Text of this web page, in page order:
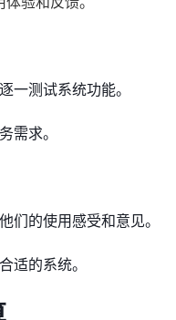
一测试系统功能。
需求。
们的使用感受和意见。
适的系统。